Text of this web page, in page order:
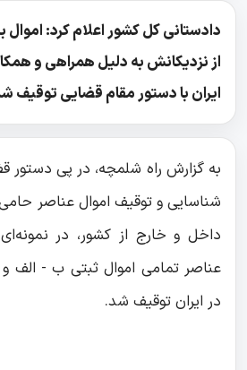
دادستانی کل کشور اعلام کرد: اموال
از نزدیکانش به دلیل همراهی و
ایران با دستور مقام قضایی توقیف
به گزارش راه شلمچه، در پی دستور
شناسایی و توقیف اموال عناصر
داخل و خارج از کشور، در
عناصر تمامی اموال ثبتی ب - الف
در ایران توقیف شد.